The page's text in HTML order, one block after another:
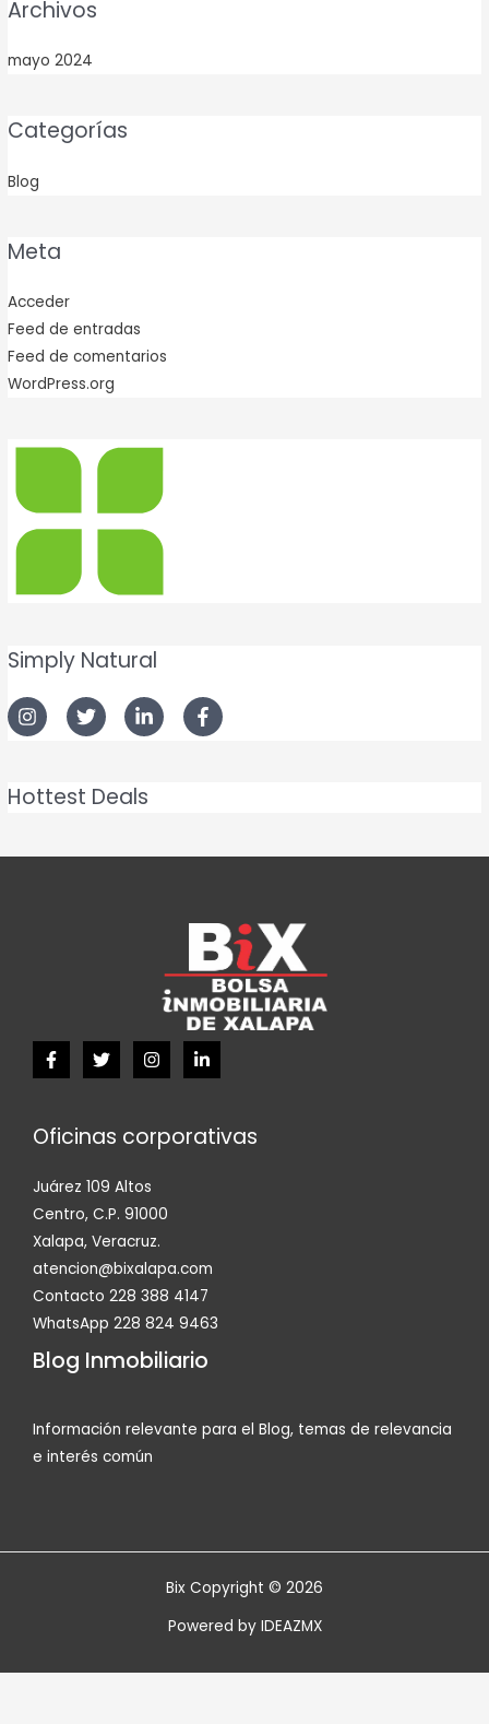
Archivos
mayo 2024
Categorías
Blog
Meta
Acceder
Feed de entradas
Feed de comentarios
WordPress.org
Simply Natural
Hottest Deals
Oficinas corporativas
Juárez 109 Altos
Centro, C.P. 91000
Xalapa, Veracruz.
atencion@bixalapa.com
Contacto 228 388 4147
WhatsApp 228 824 9463
Blog Inmobiliario
Información relevante para el Blog, temas de relevancia
e interés común
Bix Copyright © 2026
Powered by IDEAZMX